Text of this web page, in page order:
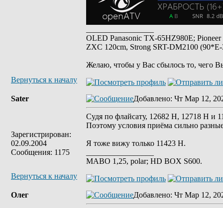
OLED Panasonic TX-65HZ980E;
ZXC 120cm, Strong SRT-DM2100
Желаю, чтобы у Вас сбылось то, чего
Вернуться к началу
Sater
Зарегистрирован:
02.09.2004
Сообщения: 1175
Добавлено: Чт Мар 12,
Судя по флайсату, 12682 Н, 12718 Н и
Поэтому условия приёма сильно
Я тоже вижу только 11423 Н.
MABO 1,25, polar; HD BOX S600.
Вернуться к началу
Олег Добавлено: Чт Мар 12,